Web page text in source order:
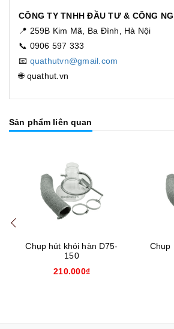
CÔNG TY TNHH ĐẦU TƯ & CÔNG
📍 259B Kim Mã, Ba Đình, Hà Nội
📞 0906 597 333
📧 quathutvn@gmail.com
🌐 quathut.vn
Sản phẩm liên quan
Chụp hút khói hàn D75-
150
210.000₫
Chụp